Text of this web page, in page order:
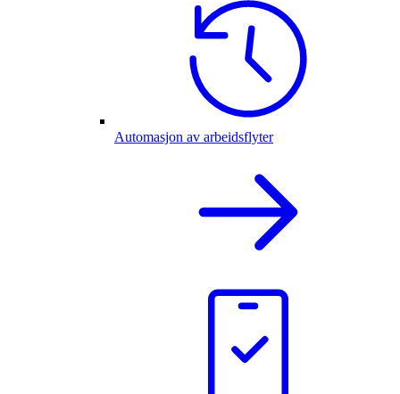
Automasjon av arbeidsflyter